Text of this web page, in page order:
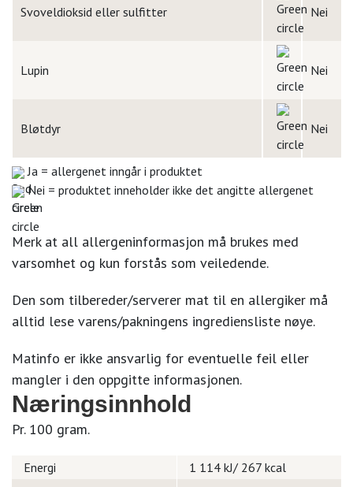
Svoveldioksid eller sulfitter Nei
Lupin Nei
Bløtdyr Nei
Ja = allergenet inngår i produktet
Nei = produktet inneholder ikke det angitte allergenet
Merk at all allergeninformasjon må brukes med
varsomhet og kun forstås som veiledende.
Den som tilbereder/serverer mat til en allergiker må
alltid lese varens/pakningens ingrediensliste nøye.
Matinfo er ikke ansvarlig for eventuelle feil eller
mangler i den oppgitte informasjonen.
Næringsinnhold
Pr. 100 gram.
Energi
1 114 kJ/ 267 kcal